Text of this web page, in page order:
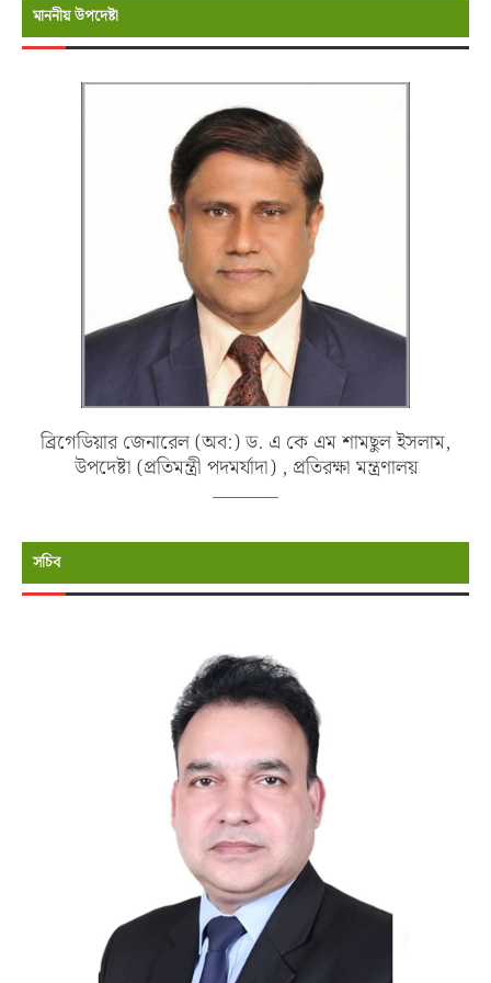
মাননীয় উপদেষ্টা
ব্রিগেডিয়ার জেনারেল (অব:) ড. এ কে এম শামছুল ইসলাম,
উপদেষ্টা (প্রতিমন্ত্রী পদমর্যাদা) , প্রতিরক্ষা মন্ত্রণালয়
সচিব